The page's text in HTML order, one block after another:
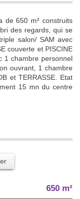
de 650 m² construits
des regards, qui se
salon/ SAM avec
couverte et PISCINE
1 chambre personnel
ouvrant, 1 chambre
et TERRASSE. Etat
15 mn du centre
650 m²